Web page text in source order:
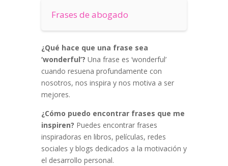
Frases de abogado
¿Qué hace que una frase sea
‘wonderful’? Una frase es ‘wonderful’
cuando resuena profundamente con
nosotros, nos inspira y nos motiva a ser
mejores.
¿Cómo puedo encontrar frases que me
inspiren? Puedes encontrar frases
inspiradoras en libros, películas, redes
sociales y blogs dedicados a la motivación y
el desarrollo personal.